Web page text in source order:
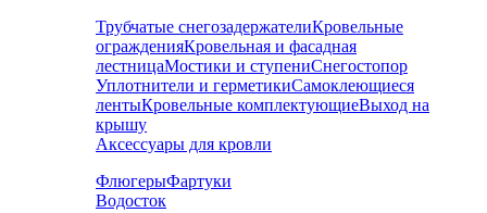
Трубчатые снегозадержателиКровельные
огражденияКровельная и фасадная
лестницаМостики и ступениСнегостопор
Уплотнители и герметикиСамоклеющиеся
лентыКровельные комплектующиеВыход на
крышу
Аксессуары для кровли
ФлюгерыФартуки
Водосток